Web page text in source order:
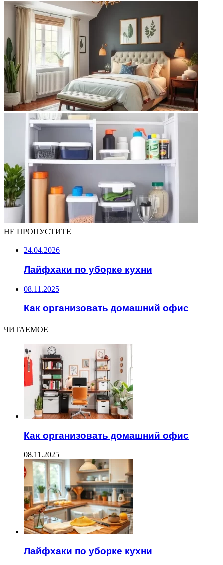
НЕ ПРОПУСТИТЕ
24.04.2026
Лайфхаки по уборке кухни
08.11.2025
Как организовать домашний офис
ЧИТАЕМОЕ
Как организовать домашний офис
08.11.2025
Лайфхаки по уборке кухни